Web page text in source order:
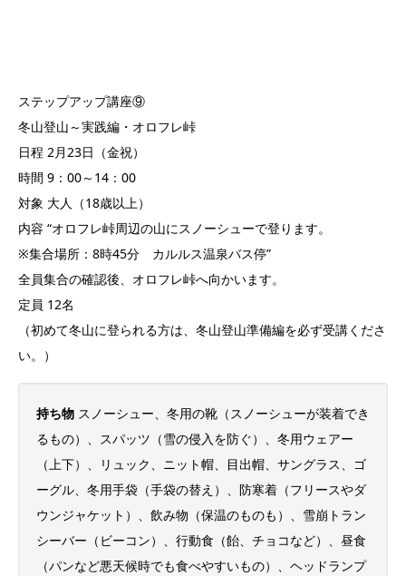
ステップアップ講座⑨
冬山登山～実践編・オロフレ峠
日程 2月23日（金祝）
時間 9：00～14：00
対象 大人（18歳以上）
内容 “オロフレ峠周辺の山にスノーシューで登ります。
※集合場所：8時45分 カルルス温泉バス停”
全員集合の確認後、オロフレ峠へ向かいます。
定員 12名
（初めて冬山に登られる方は、冬山登山準備編を必ず受講くださ
い。）
持ち物 スノーシュー、冬用の靴（スノーシューが装着でき
るもの）、スパッツ（雪の侵入を防ぐ）、冬用ウェアー
（上下）、リュック、ニット帽、目出帽、サングラス、ゴ
ーグル、冬用手袋（手袋の替え）、防寒着（フリースやダ
ウンジャケット）、飲み物（保温のものも）、雪崩トラン
シーバー（ビーコン）、行動食（飴、チョコなど）、昼食
（パンなど悪天候時でも食べやすいもの）、ヘッドランプ